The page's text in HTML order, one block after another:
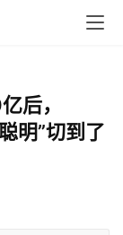
后，
明”切到了